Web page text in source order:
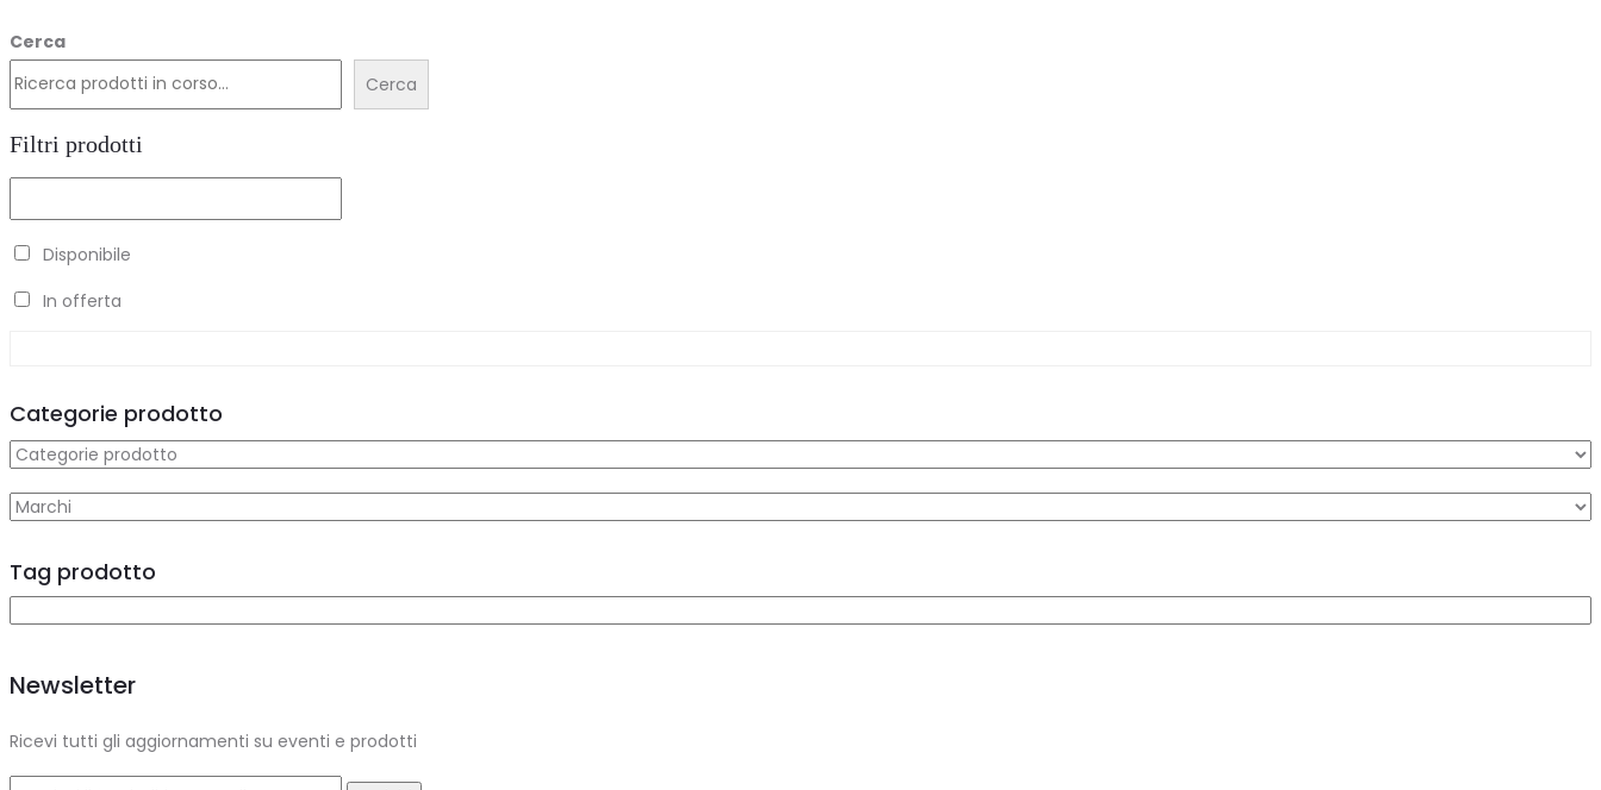
Cerca
Cerca
Filtri prodotti
Disponibile
In offerta
Categorie prodotto
Tag prodotto
Newsletter
Ricevi tutti gli aggiornamenti su eventi e prodotti